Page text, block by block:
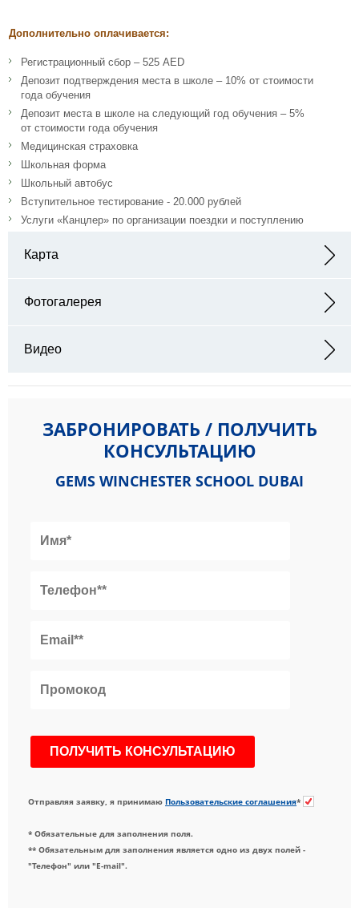
Дополнительно оплачивается:
Регистрационный сбор – 525 AED
Депозит подтверждения места в школе – 10% от стоимости
года обучения
Депозит места в школе на следующий год обучения – 5%
от стоимости года обучения
Медицинская страховка
Школьная форма
Школьный автобус
Вступительное тестирование - 20.000 рублей
Услуги «Канцлер» по организации поездки и поступлению
Карта
ОАЭФотогалерея
Видео
ЗАБРОНИРОВАТЬ / ПОЛУЧИТЬ
КОНСУЛЬТАЦИЮ
GEMS WINCHESTER SCHOOL DUBAI
Отправляя заявку, я принимаю Пользовательские соглашения*
* Обязательные для заполнения поля.
** Обязательным для заполнения является одно из двух полей -
"Телефон" или "E-mail".